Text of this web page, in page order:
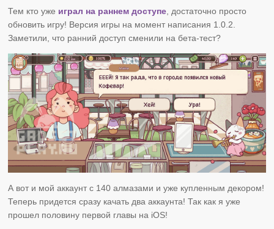
Тем кто уже играл на раннем доступе, достаточно просто
обновить игру! Версия игры на момент написания 1.0.2.
Заметили, что ранний доступ сменили на бета-тест?
А вот и мой аккаунт с 140 алмазами и уже купленным декором!
Теперь придется сразу качать два аккаунта! Так как я уже
прошел половину первой главы на iOS!